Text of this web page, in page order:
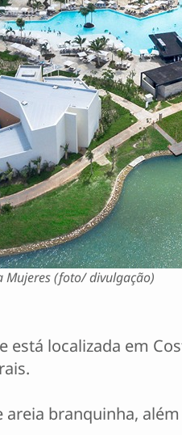
Mujeres (foto/ divulgação)
localizada em
branquinha,